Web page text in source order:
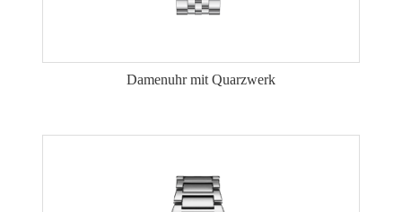
Damenuhr mit Quarzwerk